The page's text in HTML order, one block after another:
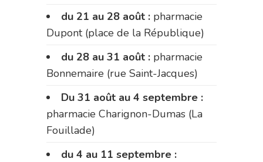
du 21 au 28 août : pharmacie
Dupont (place de la République)
du 28 au 31 août : pharmacie
Bonnemaire (rue Saint-Jacques)
Du 31 août au 4 septembre :
pharmacie Charignon-Dumas (La
Fouillade)
du 4 au 11 septembre :